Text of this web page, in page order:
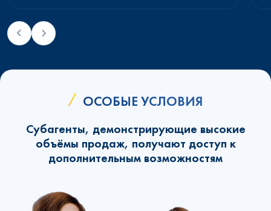
ОСОБЫЕ УСЛОВИЯ
Субагенты, демонстрирующие высокие
объёмы продаж, получают доступ к
дополнительным возможностям